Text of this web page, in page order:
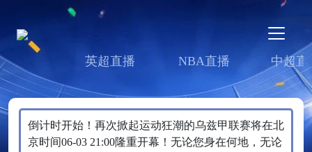
英超直播 NBA直播 中超直
倒计时开始！再次掀起运动狂潮的乌兹甲联赛将在北
京时间06-03 21:00隆重开幕！无论您身在何地，无论